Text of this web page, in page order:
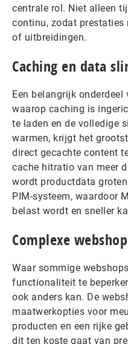
centrale rol. Niet alleen
continu, zodat
of uitbreidingen.
Caching en data
Een belangrijk
waarop caching is
te laden en de volledige
warmen, krijgt het
direct gecachte content
cache hitratio van meer
wordt productdata
PIM-systeem, waardoor
belast wordt en sneller
Complexe
Waar sommige
functionaliteit te
ook anders kan. De
maatwerkopties voor
producten en een rijke
dit ten koste gaat van